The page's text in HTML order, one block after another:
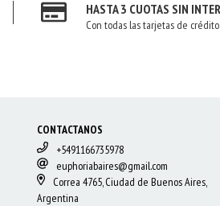
HASTA 3 CUOTAS SIN
Con todas las tarjetas de crédito
CONTACTANOS
+5491166735978
euphoriabaires@gmail.com
Correa 4765, Ciudad de Buenos Aires,
Argentina